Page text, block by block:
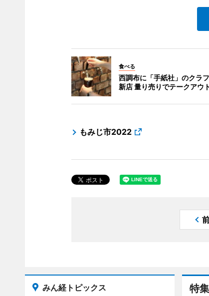
食べる
西調布に「手紙社」のクラ
新店 量り売りでテークアウ
もみじ市2022
特集
みん経トピックス